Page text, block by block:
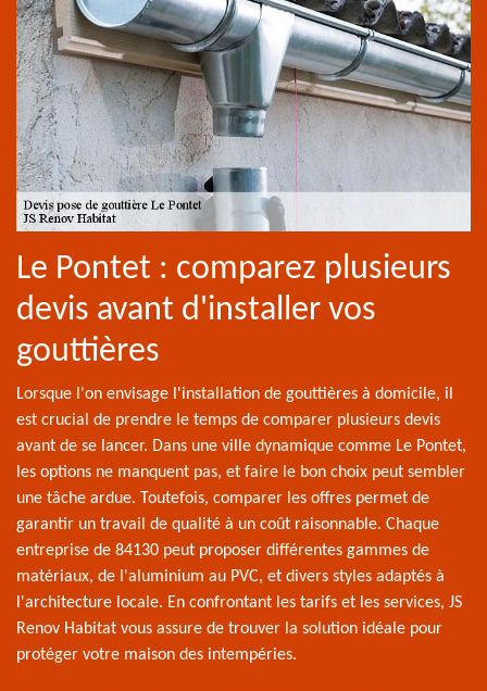
Le Pontet : comparez plusieurs
devis avant d'installer vos
gouttières
Lorsque l'on envisage l'installation de gouttières à domicile, il
est crucial de prendre le temps de comparer plusieurs devis
avant de se lancer. Dans une ville dynamique comme Le Pontet,
les options ne manquent pas, et faire le bon choix peut sembler
une tâche ardue. Toutefois, comparer les offres permet de
garantir un travail de qualité à un coût raisonnable. Chaque
entreprise de 84130 peut proposer différentes gammes de
matériaux, de l'aluminium au PVC, et divers styles adaptés à
l'architecture locale. En confrontant les tarifs et les services, JS
Renov Habitat vous assure de trouver la solution idéale pour
protéger votre maison des intempéries.